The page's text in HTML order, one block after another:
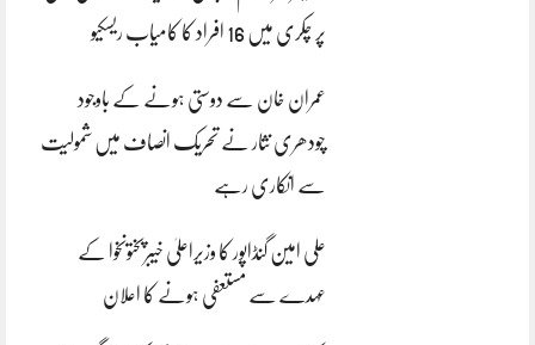
پر چکری میں 16 افراد کا کامیاب ریسکیو
عمران خان سے دوستی ہونے کے باوجود
چودھری نثار نے تحریک انصاف میں شمولیت
سے انکاری رہے
علی امین گنڈاپور کا وزیراعلیٰ خیبرپختونخوا کے
عہدے سے مستعفی ہونے کا اعلان